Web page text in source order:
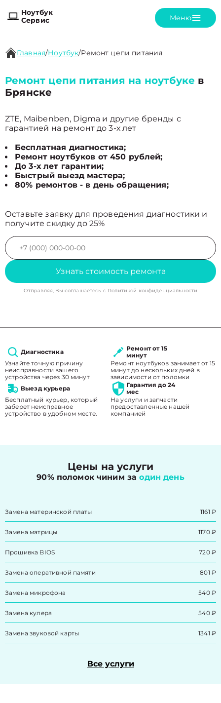
Ноутбук
Сервис
Меню
Главная/Ноутбук/Ремонт цепи питания
Ремонт цепи питания на ноутбуке в
Брянске
ZTE, Maibenben, Digma и другие бренды с
гарантией на ремонт до 3-х лет
Бесплатная диагностика;
Ремонт ноутбуков от 450 рублей;
До 3-х лет гарантии;
Быстрый выезд мастера;
80% ремонтов - в день обращения;
Оставьте заявку для проведения диагностики и
получите скидку до 25%
Узнать стоимость ремонта
Отправляя, Вы соглашаетесь с Политикой конфиденциальности
Диагностика
Узнайте точную причину
неисправности вашего
устройства через 30 минут
Ремонт от 15
минут
Ремонт ноутбуков занимает от 15
минут до нескольких дней в
зависимости от поломки
Выезд курьера
Бесплатный курьер, который
заберет неисправное
устройство в удобном месте.
Гарантия до 24
мес
На услуги и запчасти
предоставленные нашей
компанией
Цены на услуги
90% поломок чиним заодин день
Замена материнской платы 1161 ₽
Замена матрицы 1170 ₽
Прошивка BIOS 720 ₽
Замена оперативной памяти 801 ₽
Замена микрофона 540 ₽
Замена кулера 540 ₽
Замена звуковой карты 1341 ₽
Все услуги